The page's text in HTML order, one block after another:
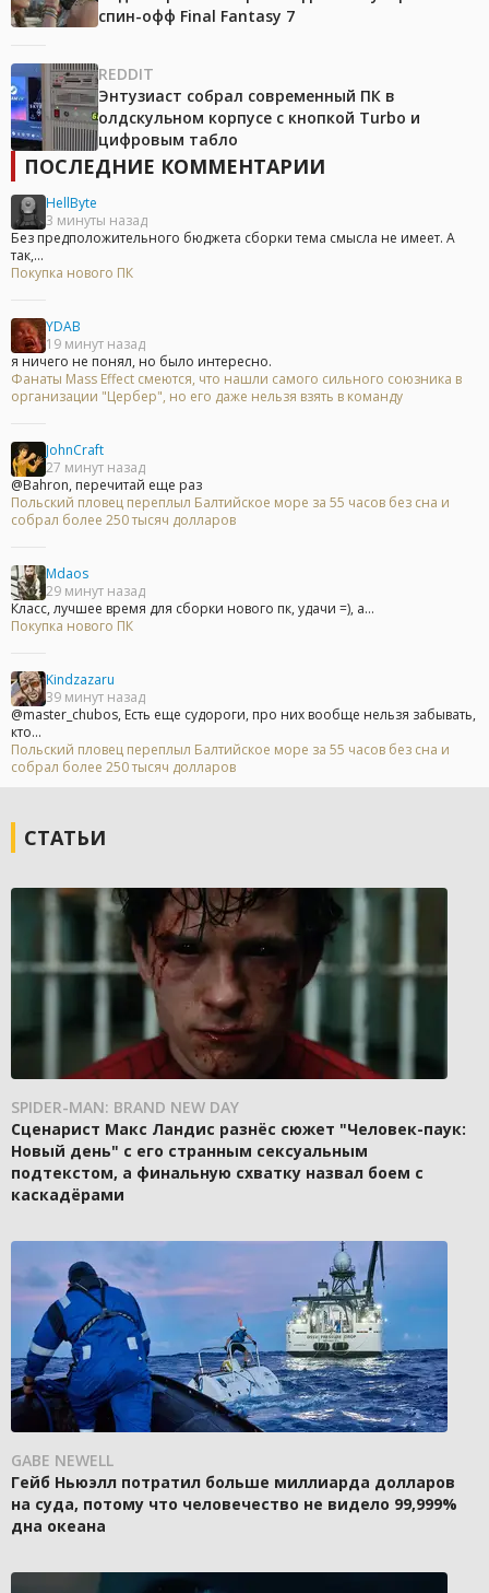
спин-офф Final Fantasy 7
REDDIT
Энтузиаст собрал современный ПК в
олдскульном корпусе с кнопкой Turbo и
цифровым табло
ПОСЛЕДНИЕ КОММЕНТАРИИ
HellByte
3 минуты назад
Без предположительного бюджета сборки тема смысла не имеет. А
так,...
Покупка нового ПК
YDAB
19 минут назад
я ничего не понял, но было интересно.
Фанаты Mass Effect смеются, что нашли самого сильного союзника в
организации "Цербер", но его даже нельзя взять в команду
JohnCraft
27 минут назад
@Bahron, перечитай еще раз
Польский пловец переплыл Балтийское море за 55 часов без сна и
собрал более 250 тысяч долларов
Mdaos
29 минут назад
Класс, лучшее время для сборки нового пк, удачи =), а...
Покупка нового ПК
Kindzazaru
39 минут назад
@master_chubos, Есть еще судороги, про них вообще нельзя забывать,
кто...
Польский пловец переплыл Балтийское море за 55 часов без сна и
собрал более 250 тысяч долларов
СТАТЬИ
SPIDER-MAN: BRAND NEW DAY
Сценарист Макс Ландис разнёс сюжет "Человек-паук:
Новый день" с его странным сексуальным
подтекстом, а финальную схватку назвал боем с
каскадёрами
GABE NEWELL
Гейб Ньюэлл потратил больше миллиарда долларов
на суда, потому что человечество не видело 99,999%
дна океана